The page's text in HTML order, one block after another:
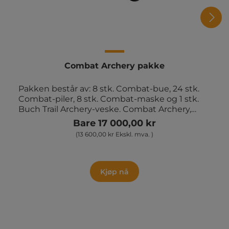
Combat Archery pakke
Pakken består av: 8 stk. Combat-bue, 24 stk.
Combat-piler, 8 stk. Combat-maske og 1 stk.
Buch Trail Archery-veske. Combat Archery,
også kjent som "Archery Tag", er en
spennende og dynamisk sport som
kombinerer elementer fra bueskyting,
deltakerne buer og piler med skumspisser for
å skyte mot hverandre i en organisert spillform.
Deltakerne bærer beskyttelsesutstyr for å
Bare 17 000,00 kr
(13 600,00 kr Ekskl. mva. )
Kjøp nå